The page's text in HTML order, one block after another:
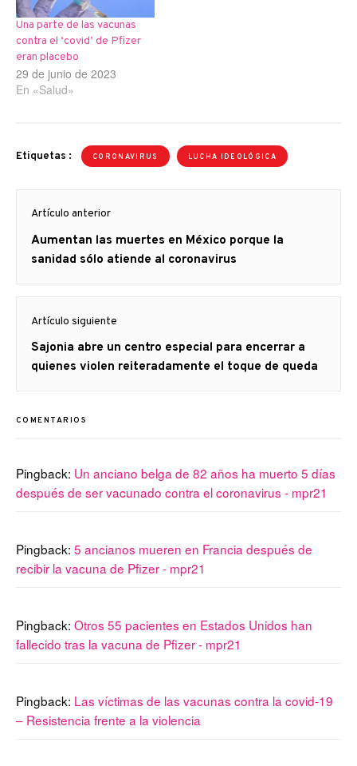
Una parte de las vacunas
contra el ‘covid’ de Pfizer
eran placebo
29 de junio de 2023
En «Salud»
Etiquetas : CORONAVIRUS LUCHA IDEOLÓGICA
de
entradas
Artículo anterior
Artículo
anterior
Aumentan las muertes en México porque la
sanidad sólo atiende al coronavirus
Artículo siguiente
Artículo
siguiente:
Sajonia abre un centro especial para encerrar a
quienes violen reiteradamente el toque de queda
COMENTARIOS
Pingback: Un anciano belga de 82 años ha muerto 5 días
después de ser vacunado contra el coronavirus - mpr21
Pingback: 5 ancianos mueren en Francia después de
recibir la vacuna de Pfizer - mpr21
Pingback: Otros 55 pacientes en Estados Unidos han
fallecido tras la vacuna de Pfizer - mpr21
Pingback: Las víctimas de las vacunas contra la covid-19
– Resistencia frente a la violencia